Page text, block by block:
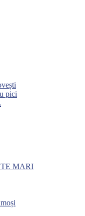
pici
MARI